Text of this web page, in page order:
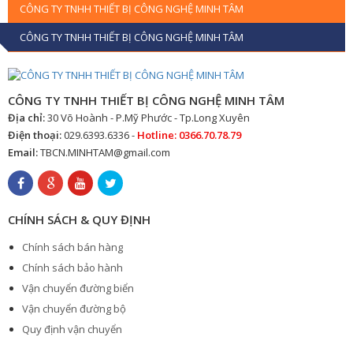
CÔNG TY TNHH THIẾT BỊ CÔNG NGHỆ MINH TÂM
CÔNG TY TNHH THIẾT BỊ CÔNG NGHỆ MINH TÂM
CÔNG TY TNHH THIẾT BỊ CÔNG NGHỆ MINH TÂM
Địa chỉ:30 Võ Hoành - P.Mỹ Phước - Tp.Long Xuyên
Điện thoại:029.6393.6336 - Hotline: 0366.70.78.79
Email:TBCN.MINHTAM@gmail.com
CHÍNH SÁCH & QUY ĐỊNH
Chính sách bán hàng
Chính sách bảo hành
Vận chuyển đường biển
Vận chuyển đường bộ
Quy định vận chuyển